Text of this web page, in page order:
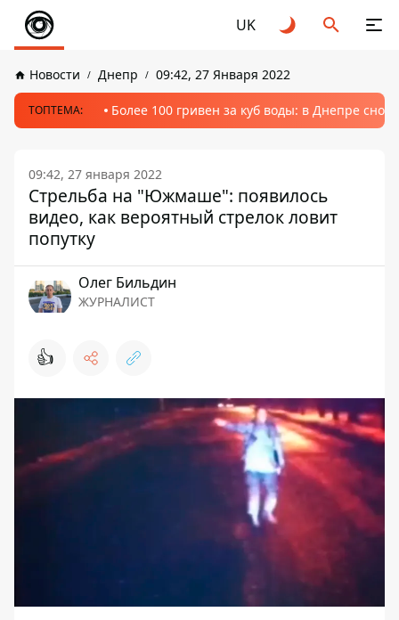
UK
Новости Днепр 09:42, 27 Января 2022
ТОПТЕМА: Более 100 гривен за куб воды: в Днепре
09:42, 27 января 2022
Стрельба на "Южмаше": появилось
видео, как вероятный стрелок ловит
попутку
Олег Бильдин
ЖУРНАЛИСТ
👍